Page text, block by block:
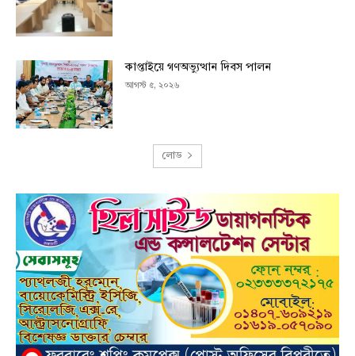
কাপ্তাইয়ে গণঅভ্যুত্থান দিবস পালন
আগস্ট ৫, ২০২৬
লোড